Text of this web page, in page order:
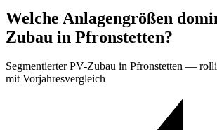
Welche Anlagengrößen
Zubau in Pfronstetten?
Segmentierter PV-Zubau in Pfronstetten —
mit Vorjahresvergleich